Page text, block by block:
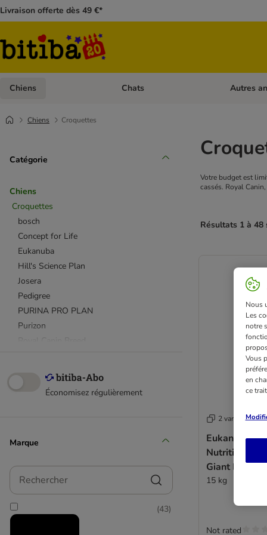
Livraison offerte dès 49 €*
Chiens Dérouler les catégories: Chiens
Chats Dérouler
Autres
Chiens Croquettes
Catégorie
Chiens
Croquettes
bosch
Concept for Life
Eukanuba
Hill's Science Plan
Josera
Pedigree
PURINA PRO PLAN
Purizon
Royal Canin Club / Selection
Royal Canin Size
Affinity Advance
Almo Nature
Économisez régulièrement
Marque
Rechercher
(43)
Votre budget est
cassés. Royal
Résultats 1 à 48
2 variantes
Eukanuba
Nutrition
Giant Breed
15 kg
Not rated
Nous
Les
notre
Vous
en
ce